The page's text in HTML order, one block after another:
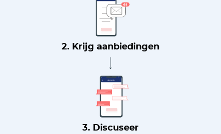
2. Krijg aanbiedingen
3. Discuseer